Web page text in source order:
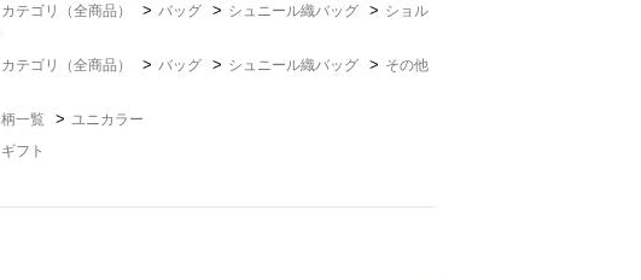
カテゴリ（全商品） > バッグ > シュニール織バッグ > ショル
カテゴリ（全商品） > バッグ > シュニール織バッグ > その他
柄一覧 > ユニカラー
ギフト